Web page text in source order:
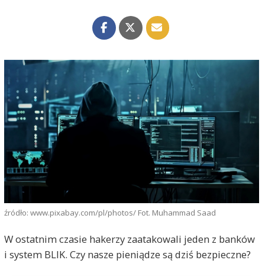
źródło: www.pixabay.com/pl/photos/ Fot. Muhammad Saad
W ostatnim czasie hakerzy zaatakowali jeden z banków
i system BLIK. Czy nasze pieniądze są dziś bezpieczne?